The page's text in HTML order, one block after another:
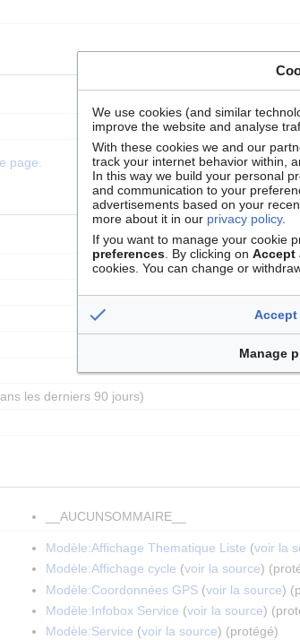
Autoriser tous les utilisateurs
page.
les derniers 90 jours)
__AUCUNSOMMAIRE__
Modèle:Affichage Thematique Liste (voir la
Modèle:Affichage cycle (voir la source)
Modèle:Coordonnées GPS (voir la source)
Modèle:Infobox Service (voir la source)
Modèle:Service (voir la source) (protégé)
We use cookies (and similar
improve the website and analyse
With these cookies we and our
track your internet behavior within,
In this way we build your personal
and communication to your
advertisements based on your
more about it in our privacy policy.
If you want to manage your cookie
preferences. By clicking on Accept
cookies. You can change or
Manage